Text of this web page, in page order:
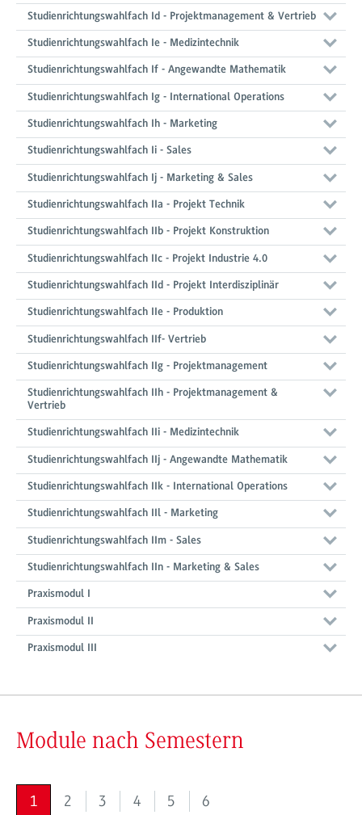
Studienrichtungswahlfach Id - Projektmanagement & Vertrieb
Studienrichtungswahlfach Ie - Medizintechnik
Studienrichtungswahlfach If - Angewandte Mathematik
Studienrichtungswahlfach Ig - International Operations
Studienrichtungswahlfach Ih - Marketing
Studienrichtungswahlfach Ii - Sales
Studienrichtungswahlfach Ij - Marketing & Sales
Studienrichtungswahlfach IIa - Projekt Technik
Studienrichtungswahlfach IIb - Projekt Konstruktion
Studienrichtungswahlfach IIc - Projekt Industrie 4.0
Studienrichtungswahlfach IId - Projekt Interdisziplinär
Studienrichtungswahlfach IIe - Produktion
Studienrichtungswahlfach IIf- Vertrieb
Studienrichtungswahlfach IIg - Projektmanagement
Studienrichtungswahlfach IIh - Projektmanagement &
Vertrieb
Studienrichtungswahlfach IIi - Medizintechnik
Studienrichtungswahlfach IIj - Angewandte Mathematik
Studienrichtungswahlfach IIk - International Operations
Studienrichtungswahlfach IIl - Marketing
Studienrichtungswahlfach IIm - Sales
Studienrichtungswahlfach IIn - Marketing & Sales
Praxismodul I
Praxismodul II
Praxismodul III
Module nach Semestern
1 2 3 4 5 6